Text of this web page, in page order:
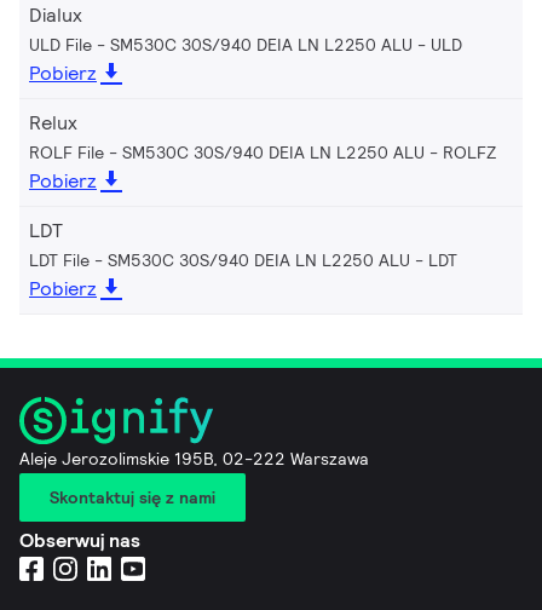
Dialux
ULD File - SM530C 30S/940 DEIA LN L2250 ALU ULD
Pobierz
Relux
ROLF File - SM530C 30S/940 DEIA LN L2250 ALU ROLFZ
Pobierz
LDT
LDT File - SM530C 30S/940 DEIA LN L2250 ALU LDT
Pobierz
Aleje Jerozolimskie 195B, 02-222 Warszawa
Skontaktuj się z nami
Obserwuj nas